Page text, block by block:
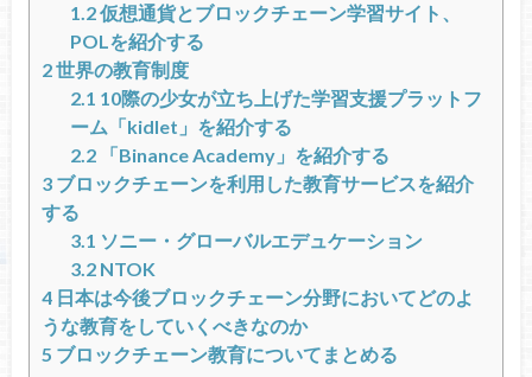
1.2仮想通貨とブロックチェーン学習サイト、
POLを紹介する
2世界の教育制度
2.1 10際の少女が立ち上げた学習支援プラットフ
ーム「kidlet」を紹介する
2.2「Binance Academy」を紹介する
3ブロックチェーンを利用した教育サービスを紹介
する
3.1 ソニー・グローバルエデュケーション
3.2NTOK
4日本は今後ブロックチェーン分野においてどのよ
うな教育をしていくべきなのか
5 ブロックチェーン教育についてまとめる